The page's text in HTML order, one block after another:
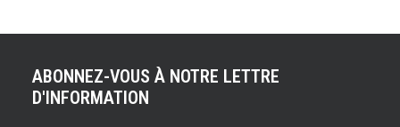
ABONNEZ-VOUS À NOTRE LETTRE
D'INFORMATION